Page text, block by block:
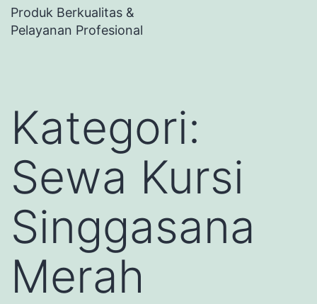
Produk Berkualitas &
Pelayanan Profesional
Kategori:
Sewa Kursi
Singgasana
Merah